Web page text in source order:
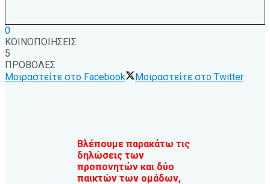
0
ΚΟΙΝΟΠΟΙΗΣΕΙΣ
5
ΠΡΟΒΟΛΕΣ
Μοιραστείτε στο Facebook
Μοιραστείτε στο Twitter
Βλέπουμε παρακάτω τις
δηλώσεις των
προπονητών και δύο
παικτών των ομάδων,